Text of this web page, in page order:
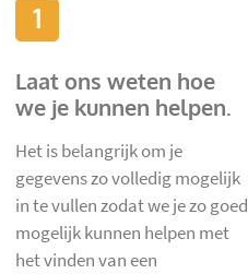
1
Laat ons weten hoe
we je kunnen helpen.
Het is belangrijk om je
gegevens zo volledig mogelijk
in te vullen zodat we je zo goed
mogelijk kunnen helpen met
het vinden van een